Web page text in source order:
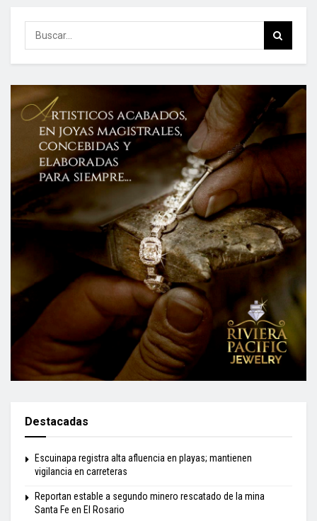
Destacadas
Escuinapa registra alta afluencia en playas; mantienen
vigilancia en carreteras
Reportan estable a segundo minero rescatado de la mina
Santa Fe en El Rosario